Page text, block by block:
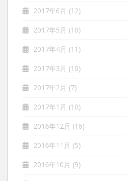
2017年6月 (12)
2017年5月 (10)
2017年4月 (11)
2017年3月 (10)
2017年2月 (7)
2017年1月 (10)
2016年12月 (16)
2016年11月 (5)
2016年10月 (9)